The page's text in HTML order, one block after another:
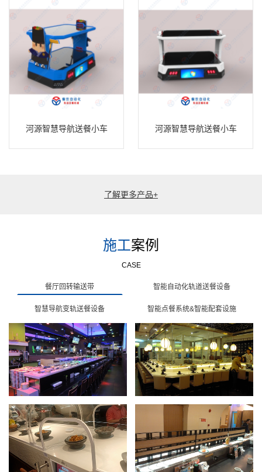
河源智慧导航送餐小车 河源智慧导航送餐小车
了解更多产品+
施工案例
CASE
餐厅回转输送带 智能自动化轨道送餐设备
智慧导航变轨送餐设备 智能点餐系统&智能配套设施